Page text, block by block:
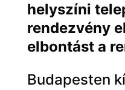
helyszíni
rendezvény
elbontást a
Budapesten